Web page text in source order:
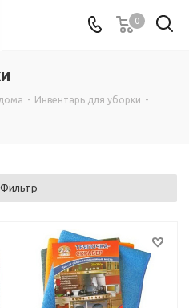
0
- Инвентарь для уборки -
Фильтр